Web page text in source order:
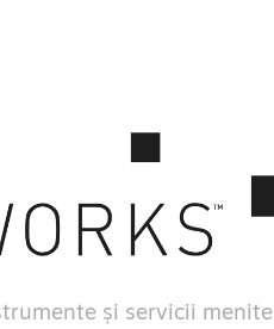
și servicii menite